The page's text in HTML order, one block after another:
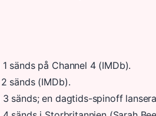
sänds på Channel 4 (IMDb).
sänds (IMDb).
3 sänds; en dagtids-spinoff